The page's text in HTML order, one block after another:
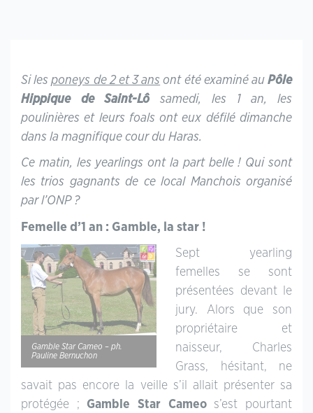
Si lesponeys de 2 et 3 ans ont été examiné auPôle
Hippique de Saint-Lô samedi, les 1 an, les
poulinières et leurs foals ont eux défilé dimanche
dans la magnifique cour du Haras.
Ce matin, les yearlings ont la part belle ! Qui sont
les trios gagnants de ce local Manchois organisé
par l’ONP ?
Femelle d’1 an : Gamble, la star !
Gamble Star Cameo – ph.
Pauline Bernuchon
Sept yearling
femelles se sont
présentées devant le
jury. Alors que son
propriétaire et
naisseur, Charles
Grass, hésitant, ne
savait pas encore la veille s’il allait présenter sa
protégée ; Gamble Star Cameos’est pourtant